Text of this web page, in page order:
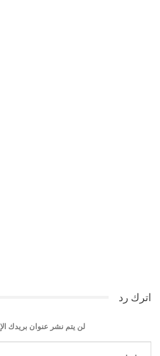
اترك رد
لن يتم نشر عنوان بريدك